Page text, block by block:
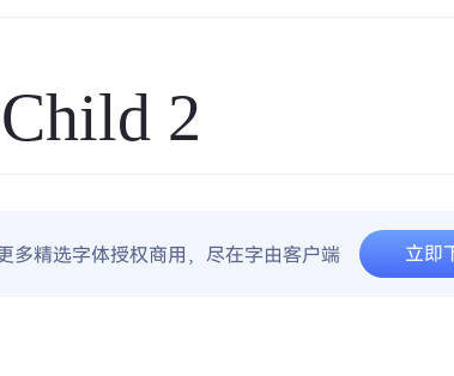
2
多精选字体授权商用，尽在字由客户端 立即